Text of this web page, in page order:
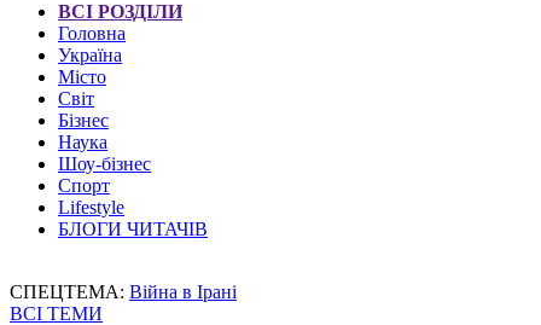
ВСІ РОЗДІЛИ
Головна
Україна
Місто
Світ
Бізнес
Наука
Шоу-бізнес
Спорт
Lifestyle
БЛОГИ ЧИТАЧІВ
СПЕЦТЕМА: Війна в Ірані
ВСІ ТЕМИ